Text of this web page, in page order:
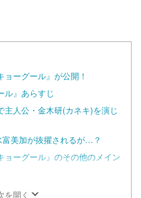
ーグール』が公開！
ル』あらすじ
主人公・金木研(カネキ)を演じ
美加が抜擢されるが…？
ョーグール』のその他のメイン
を開く